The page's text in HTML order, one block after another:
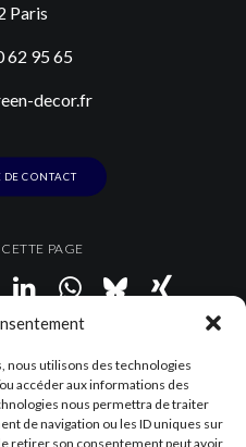
utilisons des technologies
accéder aux informations des
nous permettra de traiter
de navigation ou les ID uniques sur
retirer son consentement peut avoir
Paris
62 95 65
decor.fr
DE CONTACT
PAGE